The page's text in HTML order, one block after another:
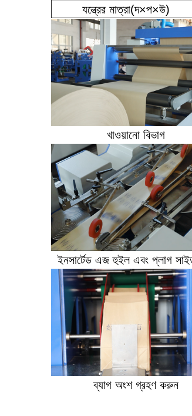
যন্ত্রের মাত্রা(দ×প×উ)
খাওয়ানো বিভাগ
ইনসার্টেড এজ হুইল এবং প্লাগ
ব্যাগ অংশ গ্রহণ করুন